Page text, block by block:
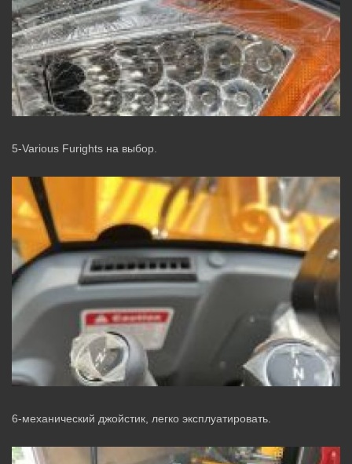
5-Various Furights на выбор.
6-механический джойстик, легко эксплуатировать.